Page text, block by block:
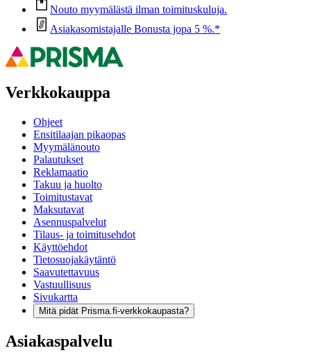
Nouto myymälästä ilman toimituskuluja.
Asiakasomistajalle Bonusta jopa 5 %.*
Verkkokauppa
Ohjeet
Ensitilaajan pikaopas
Myymälänouto
Palautukset
Reklamaatio
Takuu ja huolto
Toimitustavat
Maksutavat
Asennuspalvelut
Tilaus- ja toimitusehdot
Käyttöehdot
Tietosuojakäytäntö
Saavutettavuus
Vastuullisuus
Sivukartta
Mitä pidät Prisma.fi-verkkokaupasta?
Asiakaspalvelu